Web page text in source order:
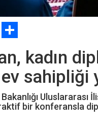
WhatsApp
kadın
sahipliği
bir konferansla